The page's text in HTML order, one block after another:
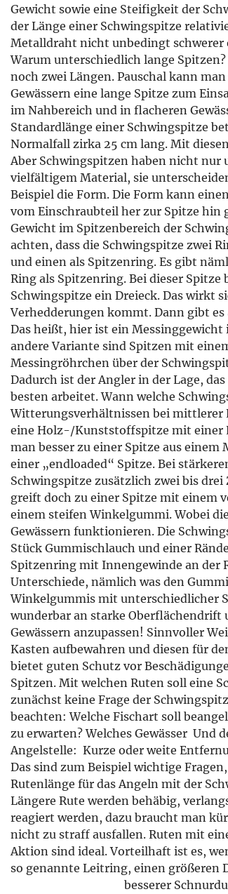
Gewicht sowie eine Steifigkeit der
der Länge einer Schwingspitze
Metalldraht nicht unbedingt schwerer
Warum unterschiedlich lange
noch zwei Längen. Pauschal kann
Gewässern eine lange Spitze zum
im Nahbereich und in flacheren
Standardlänge einer Schwingspitze
Normalfall zirka 25 cm lang. Mit
Aber Schwingspitzen haben nicht nur
vielfältigem Material, sie
Beispiel die Form. Die Form kann
vom Einschraubteil her zur Spitze hin
Gewicht im Spitzenbereich der
achten, dass die Schwingspitze zwei
und einen als Spitzenring. Es gibt
Ring als Spitzenring. Bei dieser
Schwingspitze ein Dreieck. Das wirkt
Verhedderungen kommt. Dann gibt
Das heißt, hier ist ein
andere Variante sind Spitzen mit
Messingröhrchen über der
Dadurch ist der Angler in der Lage,
besten arbeitet. Wann welche
Witterungsverhältnissen bei mittlerer
eine Holz-/Kunststoffspitze mit einer
man besser zu einer Spitze aus
einer „endloaded“ Spitze. Bei
Schwingspitze zusätzlich zwei bis
greift doch zu einer Spitze mit einem
einem steifen Winkelgummi. Wobei
Gewässern funktionieren. Die
Stück Gummischlauch und einer
Spitzenring mit Innengewinde an der
Unterschiede, nämlich was den
Winkelgummis mit unterschiedlicher
wunderbar an starke
Gewässern anzupassen! Sinnvoller
Kasten aufbewahren und diesen für
bietet guten Schutz vor
Spitzen. Mit welchen Ruten soll eine
zunächst keine Frage der
beachten: Welche Fischart soll
zu erwarten? Welches Gewässer 
Angelstelle:  Kurze oder weite
Das sind zum Beispiel wichtige
Rutenlänge für das Angeln mit der
Längere Rute werden behäbig,
reagiert werden, dazu braucht man
nicht zu straff ausfallen. Ruten mit
Aktion sind ideal. Vorteilhaft ist es,
so genannte Leitring, einen größeren
besserer